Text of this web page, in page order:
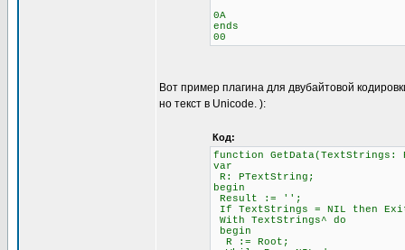
0A
ends
00
Вот пример плагина для двубайтовой
но текст в Unicode. ):
Код:
function
var
R: PTextString;
begin
Result := '';
If TextStrings = NIL then
With TextStrings^ do
begin
R := Root;